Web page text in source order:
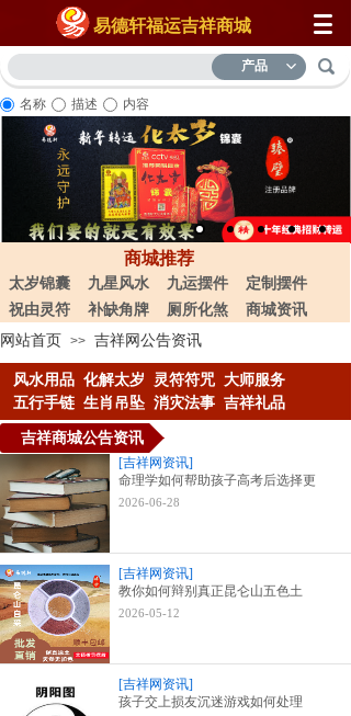
易德轩福运吉祥商城
产品
名称 描述 内容
网站首页 >> 吉祥网公告资讯
风水用品 化解太岁 灵符符咒 大师服务
五行手链 生肖吊坠 消灾法事 吉祥礼品
吉祥商城公告资讯
[吉祥网资讯]
命理学如何帮助孩子高考后选择更
2026-06-28
[吉祥网资讯]
教你如何辩别真正昆仑山五色土
2026-05-12
[吉祥网资讯]
孩子交上损友沉迷游戏如何处理
太岁锦囊 九星风水 九运摆件
定制摆件
祝由灵符
补缺角牌 厕所化煞 商城资讯
商城推荐